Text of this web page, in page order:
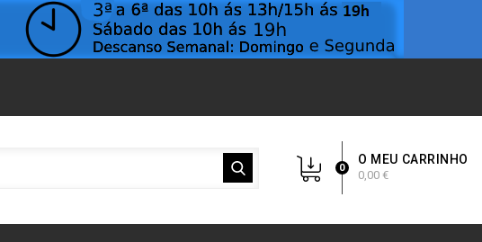
O MEU CARRINHO
0
0,00 €